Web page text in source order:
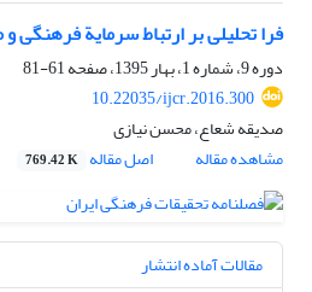
فرا تحلیلی بر ارتباط سرمایة فرهنگی
دوره 9، شماره 1، بهار 1395، صفحه
61-81
10.22035/ijcr.2016.300
صدیقه شعاع، محسن نیازی
مشاهده مقاله
اصل مقاله 769.42 K
مقالات آماده انتشار